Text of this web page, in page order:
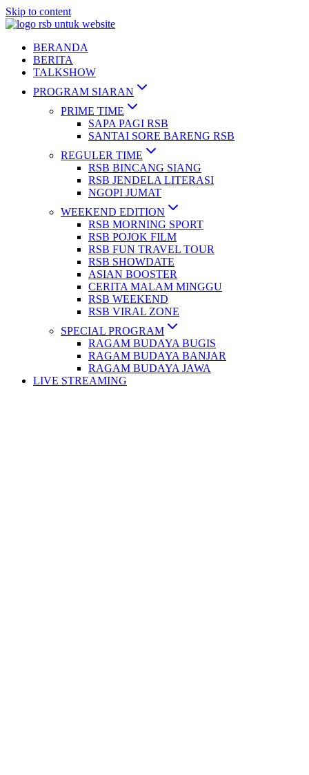
Skip to content
BERANDA
BERITA
TALKSHOW
PROGRAM SIARAN
PRIME TIME
SAPA PAGI RSB
SANTAI SORE BARENG RSB
REGULER TIME
RSB BINCANG SIANG
RSB JENDELA LITERASI
NGOPI JUMAT
WEEKEND EDITION
RSB MORNING SPORT
RSB POJOK FILM
RSB FUN TRAVEL TOUR
RSB SHOWDATE
ASIAN BOOSTER
CERITA MALAM MINGGU
RSB WEEKEND
RSB VIRAL ZONE
SPECIAL PROGRAM
RAGAM BUDAYA BUGIS
RAGAM BUDAYA BANJAR
RAGAM BUDAYA JAWA
LIVE STREAMING